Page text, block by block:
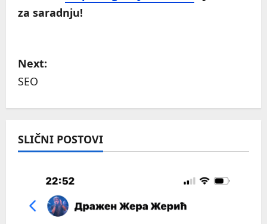
za saradnju!
P
o
s
t
n
Next:
SEO
SLIČNI POSTOVI